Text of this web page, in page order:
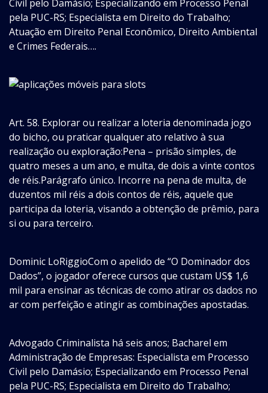
Civil pelo Damásio; Especializando em Processo Penal
pela PUC-RS; Especialista em Direito do Trabalho;
Atuação em Direito Penal Econômico, Direito Ambiental
e Crimes Federais….
Art. 58. Explorar ou realizar a loteria denominada jogo
do bicho, ou praticar qualquer ato relativo à sua
realização ou exploração:Pena – prisão simples, de
quatro meses a um ano, e multa, de dois a vinte contos
de réis.Parágrafo único. Incorre na pena de multa, de
duzentos mil réis a dois contos de réis, aquele que
participa da loteria, visando a obtenção de prêmio, para
si ou para terceiro.
Dominic LoRiggioCom o apelido de “O Dominador dos
Dados”, o jogador oferece cursos que custam US$ 1,6
mil para ensinar as técnicas de como atirar os dados no
ar com perfeição e atingir as combinações apostadas.
Advogado Criminalista há seis anos; Bacharel em
Administração de Empresas: Especialista em Processo
Civil pelo Damásio; Especializando em Processo Penal
pela PUC-RS; Especialista em Direito do Trabalho;